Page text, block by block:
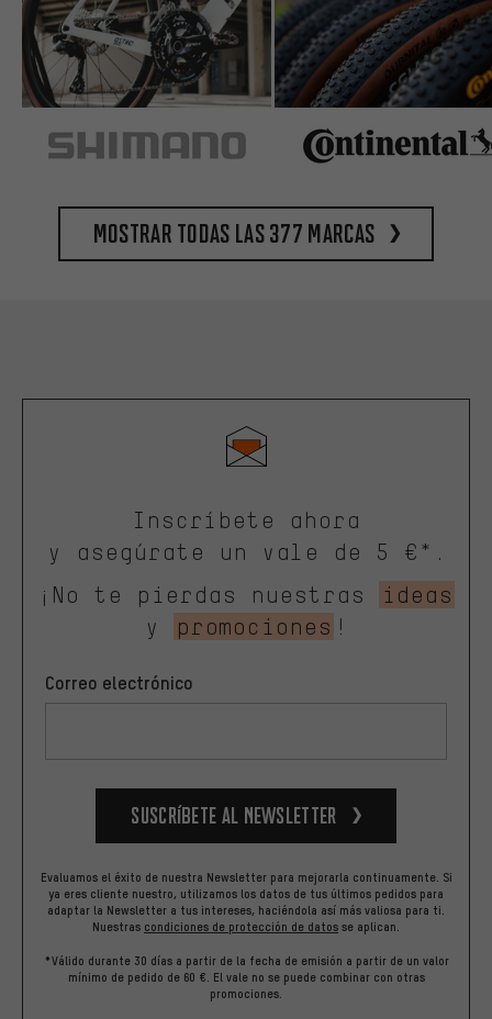
Mostrar todas las 377 marcas
Inscríbete ahora
y asegúrate un vale de 5 €*.
¡No te pierdas nuestras
ideas
y
promociones !
Correo electrónico
Suscríbete al newsletter
Evaluamos el éxito de nuestra Newsletter para mejorarla continuamente. Si
ya eres cliente nuestro, utilizamos los datos de tus últimos pedidos para
adaptar la Newsletter a tus intereses, haciéndola así más valiosa para ti.
Nuestras condiciones de protección de datos se aplican.
*Válido durante 30 días a partir de la fecha de emisión a partir de un valor
mínimo de pedido de 60 €. El vale no se puede combinar con otras
promociones.